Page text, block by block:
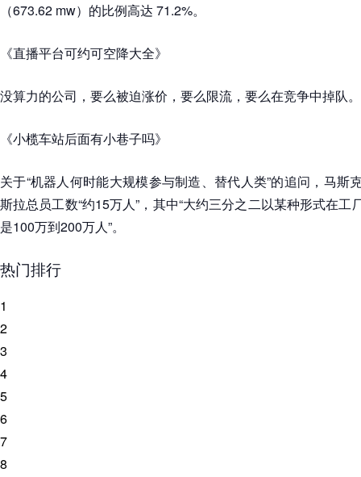
（673.62 mw）的比例高达 71.2%。
《直播平台可约可空降大全》
没算力的公司，要么被迫涨价，要么限流，要么在竞争中掉队。
《小榄车站后面有小巷子吗》
关于“机器人何时能大规模参与制造、替代人类”的追问，马斯
斯拉总员工数“约15万人”，其中“大约三分之二以某种形式在工
是100万到200万人”。
热门排行
1
2
3
4
5
6
7
8